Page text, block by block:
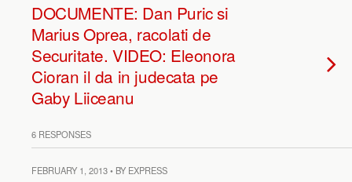
DOCUMENTE: Dan Puric si
Marius Oprea, racolati de
Securitate. VIDEO: Eleonora
Cioran il da in judecata pe
Gaby Liiceanu
6 RESPONSES
FEBRUARY 1, 2013 • BY EXPRESS